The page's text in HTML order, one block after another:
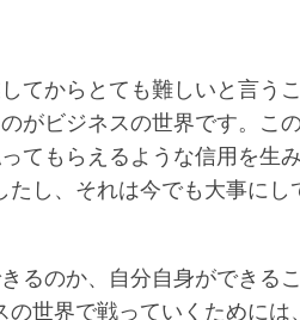
てからとても難しいと言う
がビジネスの世界です。こ
てもらえるような信用を生
し、それは今でも大事にし
るのか、自分自身ができる
世界で戦っていくためには